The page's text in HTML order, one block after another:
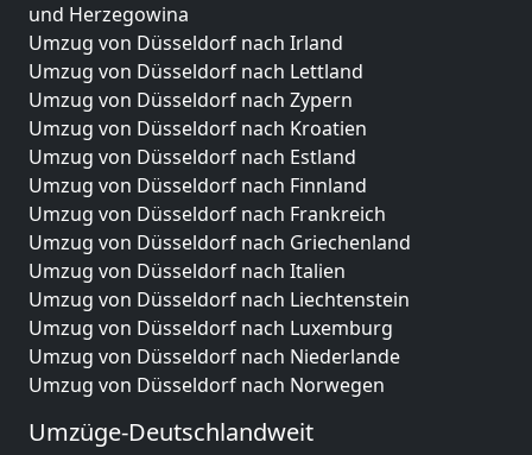
und Herzegowina
Umzug von Düsseldorf nach Irland
Umzug von Düsseldorf nach Lettland
Umzug von Düsseldorf nach Zypern
Umzug von Düsseldorf nach Kroatien
Umzug von Düsseldorf nach Estland
Umzug von Düsseldorf nach Finnland
Umzug von Düsseldorf nach Frankreich
Umzug von Düsseldorf nach Griechenland
Umzug von Düsseldorf nach Italien
Umzug von Düsseldorf nach Liechtenstein
Umzug von Düsseldorf nach Luxemburg
Umzug von Düsseldorf nach Niederlande
Umzug von Düsseldorf nach Norwegen
Umzüge-Deutschlandweit